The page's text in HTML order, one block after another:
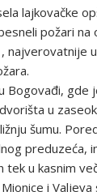
lajkovačke
požari na
najverovatnije
Bogovađi, gde
u
šumu.
preduzeća,
tek u kasnim
i